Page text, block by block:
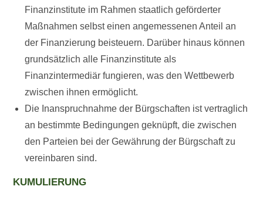
Finanzinstitute im Rahmen staatlich geförderter
Maßnahmen selbst einen angemessenen Anteil an
der Finanzierung beisteuern. Darüber hinaus können
grundsätzlich alle Finanzinstitute als
Finanzintermediär fungieren, was den Wettbewerb
zwischen ihnen ermöglicht.
Die Inanspruchnahme der Bürgschaften ist vertraglich
an bestimmte Bedingungen geknüpft, die zwischen
den Parteien bei der Gewährung der Bürgschaft zu
vereinbaren sind.
KUMULIERUNG